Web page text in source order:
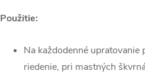
Použitie:
Na každodenné upratovanie
riedenie, pri mastných